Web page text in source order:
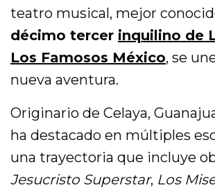
teatro musical, mejor
décimo tercer inquilino de
Los Famosos México, se
nueva aventura.
Originario de Celaya,
ha destacado en múltiples
una trayectoria que incluye
Jesucristo Superstar, Los